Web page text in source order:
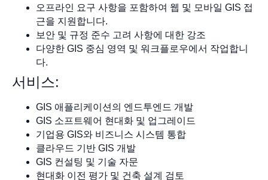
오프라인 요구 사항을 포함하여 웹 및 모바일 GIS 접
근을 지원합니다.
보안 및 규정 준수 고려 사항에 대한 강조
다양한 GIS 중심 영역 및 워크플로우에서 작업합니
다.
서비스:
GIS 애플리케이션의 엔드투엔드 개발
GIS 소프트웨어 현대화 및 업그레이드
기업용 GIS와 비즈니스 시스템 통합
클라우드 기반 GIS 개발
GIS 컨설팅 및 기술 자문
현대화 이전 평가 및 건축 설계 검토